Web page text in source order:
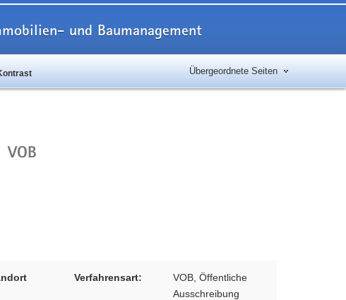
und Baumanagement
Übergeordnete Seiten
VOB
Verfahrensart:
VOB, Öffentliche
Ausschreibung